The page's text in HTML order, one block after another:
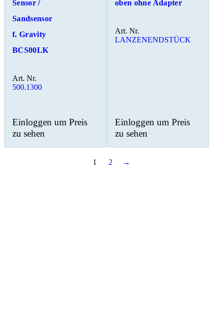
Sensor /
Sandsensor
f. Gravity
BCS00LK
Art. Nr.
500.1300
Einloggen um Preis
zu sehen
oben ohne Adapter
Art. Nr.
LANZENENDSTÜCK
Einloggen um Preis
zu sehen
1 2 →